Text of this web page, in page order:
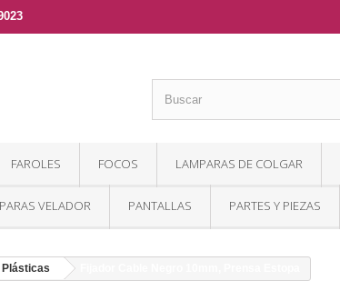
FAROLES FOCOS LAMPARAS DE COLGAR
VELADOR PANTALLAS PARTES Y PIEZAS
Plásticas